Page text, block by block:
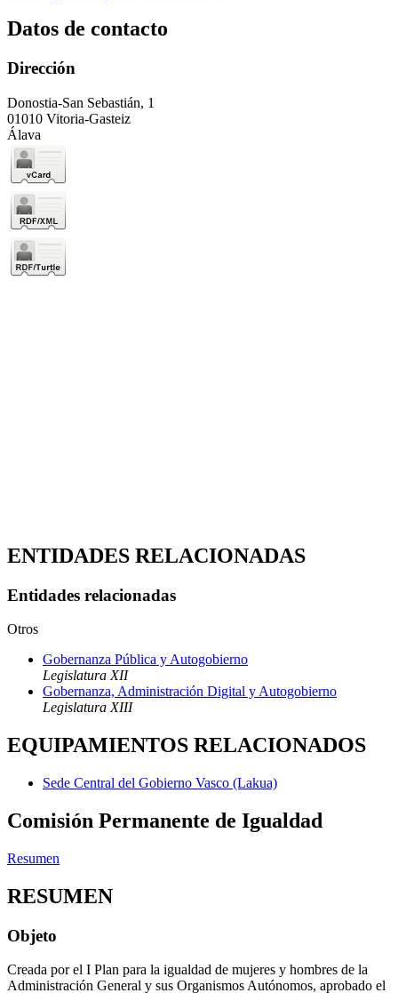
Datos de contacto
Dirección
Donostia-San Sebastián, 1
01010 Vitoria-Gasteiz
Álava
ENTIDADES RELACIONADAS
Entidades relacionadas
Otros
Gobernanza Pública y Autogobierno
Legislatura XII
Gobernanza, Administración Digital y Autogobierno
Legislatura XIII
EQUIPAMIENTOS RELACIONADOS
Sede Central del Gobierno Vasco (Lakua)
Comisión Permanente de Igualdad
Resumen
RESUMEN
Objeto
Creada por el I Plan para la igualdad de mujeres y hombres de la
Administración General y sus Organismos Autónomos, aprobado el